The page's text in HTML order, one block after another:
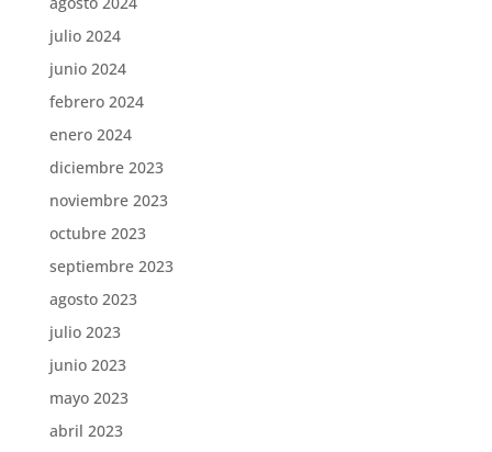
julio 2024
junio 2024
febrero 2024
enero 2024
diciembre 2023
noviembre 2023
octubre 2023
septiembre 2023
agosto 2023
julio 2023
junio 2023
mayo 2023
abril 2023